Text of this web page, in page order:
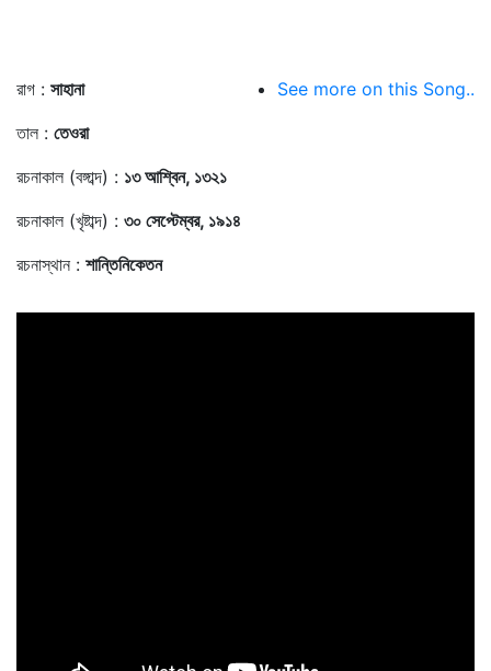
রাগ : সাহানা
তাল : তেওরা
রচনাকাল (বঙ্গাব্দ) : ১৩ আশ্বিন, ১৩২১
রচনাকাল (খৃষ্টাব্দ) : ৩০ সেপ্টেম্বর, ১৯১৪
রচনাস্থান : শান্তিনিকেতন
See more on this Song..